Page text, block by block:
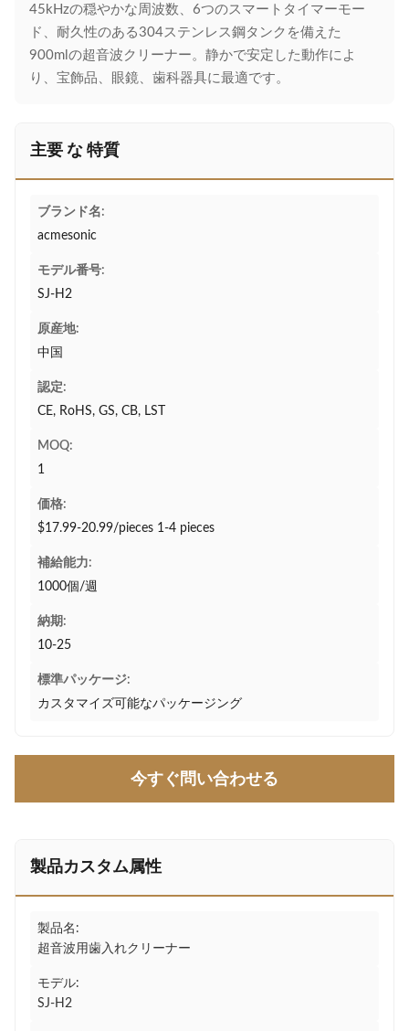
45kHzの穏やかな周波数、6つのスマートタイマーモー
ド、耐久性のある304ステンレス鋼タンクを備えた
900mlの超音波クリーナー。静かで安定した動作によ
り、宝飾品、眼鏡、歯科器具に最適です。
主要 な 特質
ブランド名:
acmesonic
モデル番号:
SJ-H2
原産地:
中国
認定:
CE, RoHS, GS, CB, LST
MOQ:
1
価格:
$17.99-20.99/pieces 1-4 pieces
補給能力:
1000個/週
納期:
10-25
標準パッケージ:
カスタマイズ可能なパッケージング
今すぐ問い合わせる
製品カスタム属性
製品名:
超音波用歯入れクリーナー
モデル:
SJ-H2